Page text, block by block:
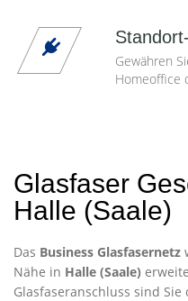
Gewähren
Homeoffice
Glasfaser
Halle (Saale)
Das Business Glasfasernetz
Nähe in Halle (Saale)
Glasfaseranschluss sind